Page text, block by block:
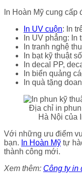
In Hoàn Mỹ cung cấp
In UV cuộn: In
In UV phẳng:
In tranh nghệ
In bạt kỹ thuật
In decal PP,
In biển quảng
In quà tặng
Địa chỉ in
Hà Nội của
Với những ưu điểm
bạn. In Hoàn Mỹ tự
thành công mới.
Xem thêm: Công ty in